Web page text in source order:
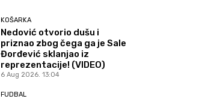
KOŠARKA
Nedović otvorio dušu i
priznao zbog čega ga je Sale
Đorđević sklanjao iz
reprezentacije! (VIDEO)
6 Aug 2026. 13:04
FUDBAL